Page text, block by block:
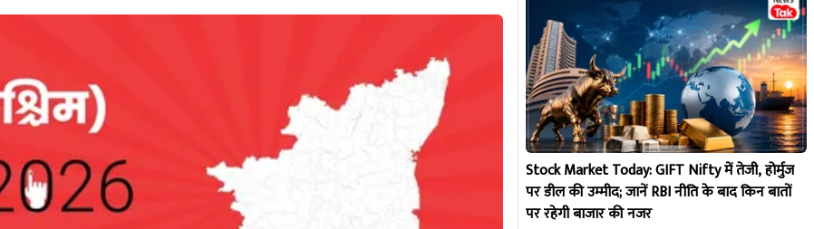
Stock Market Today: GIFT Nifty में तेजी, होर्मुज
पर डील की उम्मीद; जानें RBI नीति के बाद किन बातों
पर रहेगी बाजार की नजर